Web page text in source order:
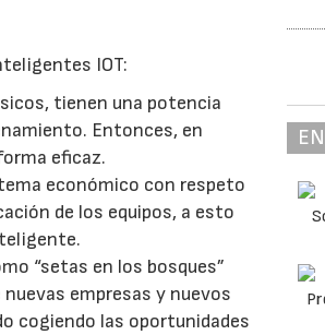
IOT:
tienen una potencia
Entonces, en
eficaz.
económico con respeto
de los equipos, a esto
“setas en los bosques”
empresas y nuevos
cogiendo las oportunidades